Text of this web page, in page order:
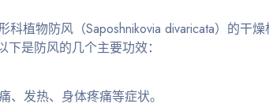
植物防风（Saposhnikovia divaricata）的干
是防风的几个主要功效：
发热、身体疼痛等症状。